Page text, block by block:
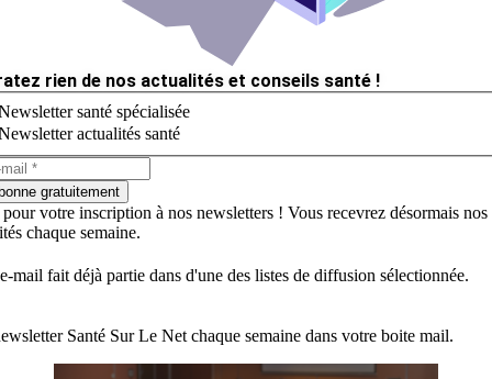
rien de nos actualités et conseils santé !
santé spécialisée
actualités santé
gratuitement
votre inscription à nos newsletters ! Vous recevrez désormais nos
chaque semaine.
mail fait déjà partie dans d'une des listes de diffusion sélectionnée.
Santé Sur Le Net chaque semaine dans votre boite mail.